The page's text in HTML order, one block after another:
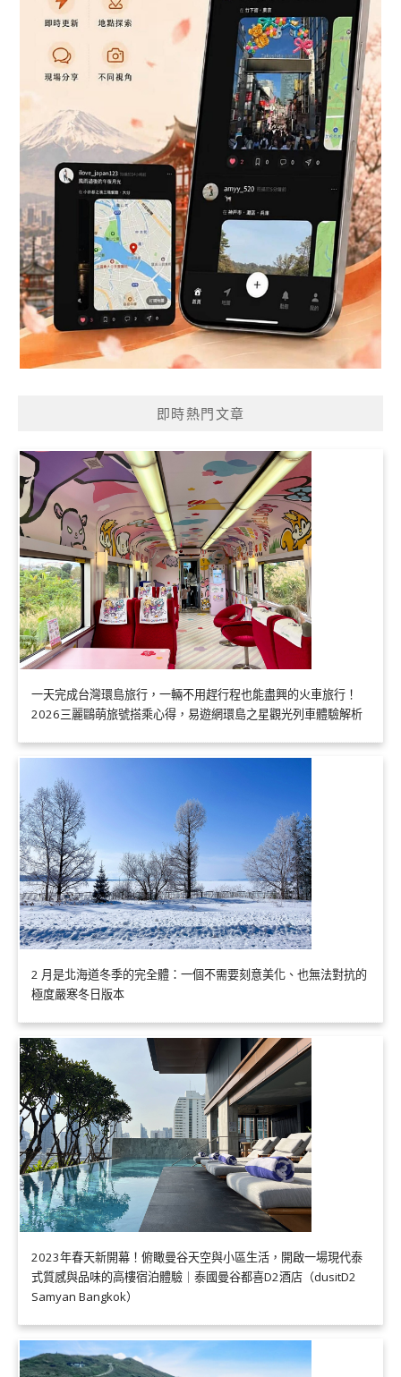
即時熱門文章
一天完成台灣環島旅行，一輛不用趕行程也能盡興的火車旅行！
2026三麗鷗萌旅號搭乘心得，易遊網環島之星觀光列車體驗解析
2 月是北海道冬季的完全體：一個不需要刻意美化、也無法對抗的
極度嚴寒冬日版本
2023年春天新開幕！俯瞰曼谷天空與小區生活，開啟一場現代泰
式質感與品味的高樓宿泊體驗｜泰國曼谷都喜D2酒店（dusitD2
Samyan Bangkok）